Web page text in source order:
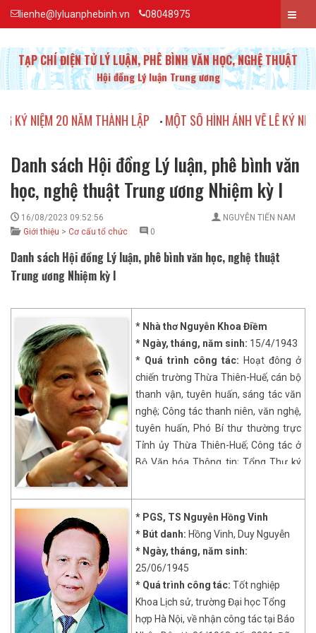
TẠP CHÍ ĐIỆN TỬ LÝ LUẬN, PHÊ BÌNH VĂN HỌC, NGHỆ THUẬT
Hội đồng Lý luận Trung ương
lienhe@lyluanphebinh.vn 08048975
NĂM THÀNH LẬP MỘT SỐ HÌNH ẢNH VỀ LỄ KỶ NIỆM 20 NĂM
Danh sách Hội đồng Lý luận, phê bình văn
học, nghệ thuật Trung ương Nhiệm kỳ I
16/08/2023 09:52:56
NGUYỄN TIẾN NAM
Giới thiệu > Cơ cấu tổ chức 0
Danh sách Hội đồng Lý luận, phê bình văn học, nghệ thuật
Trung ương Nhiệm kỳ I
* Nhà thơ Nguyễn Khoa Điềm
* Ngày, tháng, năm sinh: 15/4/1943
* Quá trình công tác: Hoạt đông ở
chiến trường Thừa Thiên-Huế, cán bộ
thanh vận, tuyên huấn, sáng tác văn
nghệ; Công tác thanh niên, văn nghệ,
tuyên huấn, Phó Bí thư thường trực
Tỉnh ủy Thừa Thiên-Huế; Công tác ở
Bộ Văn hóa Thông tin; Tổng Thư ký
trưởng Bộ Thông tin và Truyền thông;
Ủy viên Bộ Chính trị, Trưởng Ban Tư
tưởng - Văn hóa Trung ương. Ông là
Hội viên Hội Nhà văn Việt Nam; Giải
thưởng Nhà nước về văn học, nghệ
thuật.
* Tác phẩm, công trình nghiên cứu
* PGS, TS Nguyễn Hồng Vinh
* Bút danh: Hồng Vinh, Duy Nguyễn
* Ngày, tháng, năm sinh:
25/06/1945
* Quá trình công tác: Tốt nghiệp
Khoa Lịch sử, trường Đại học Tổng
hợp Hà Nội, về nhận công tác tại Báo